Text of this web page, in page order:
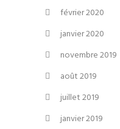
février 2020
janvier 2020
novembre 2019
août 2019
juillet 2019
janvier 2019